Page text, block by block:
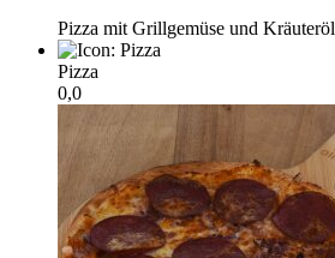
Pizza mit Grillgemüse und Kräuteröl
Pizza
0,0